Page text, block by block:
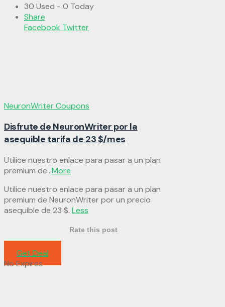
30 Used - 0 Today
Share
Facebook Twitter
NeuronWriter Coupons
Disfrute de NeuronWriter por la
asequible tarifa de 23 $/mes
Utilice nuestro enlace para pasar a un plan
premium de...More
Utilice nuestro enlace para pasar a un plan
premium de NeuronWriter por un precio
asequible de 23 $. Less
Rate this post
Get Deal
No Expires